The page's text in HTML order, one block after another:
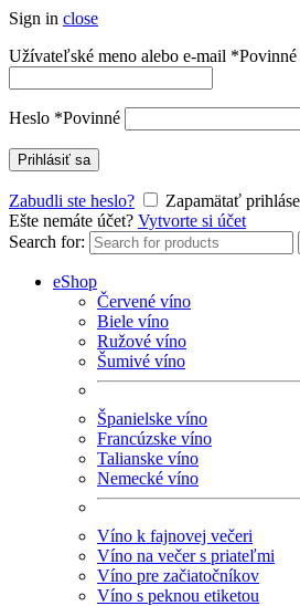
Sign in close
Užívateľské meno alebo e-mail *Povinné
Heslo *Povinné
Prihlásiť sa
Zabudli ste heslo?
Zapamätať
Ešte nemáte účet? Vytvorte si účet
Search for:
eShop
Červené víno
Biele víno
Ružové víno
Šumivé víno
Španielske víno
Francúzske víno
Talianske víno
Nemecké víno
Víno k fajnovej večeri
Víno na večer s priateľmi
Víno pre začiatočníkov
Víno s peknou etiketou